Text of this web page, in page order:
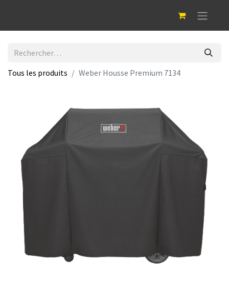
Tous les produits Weber Housse Premium 7134